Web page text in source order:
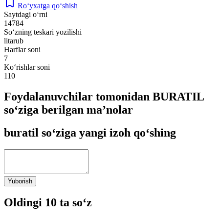
Ro‘yxatga qo‘shish
Saytdagi o‘rni
14784
So‘zning teskari yozilishi
litarub
Harflar soni
7
Ko‘rishlar soni
110
Foydalanuvchilar tomonidan BURATIL
so‘ziga berilgan ma’nolar
buratil so‘ziga yangi izoh qo‘shing
Yuborish
Oldingi 10 ta so‘z